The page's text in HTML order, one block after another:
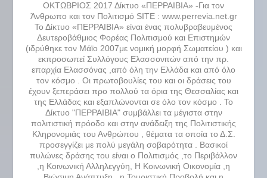
ΟΚΤΩΒΡΙΟΣ 2017 Δίκτυο «ΠΕΡΡΑΙΒΙΑ» -Για τον
Άνθρωπο και τον Πολιτισμό SITE : www.perrevia.net.gr
Το Δίκτυο «ΠΕΡΡΑΙΒΙΑ» είναι ένας πολυβραβευμένος
Δευτεροβάθμιος Φορέας Πολιτισμού και Επιστημών
(ιδρύθηκε τον Μάϊο 2007με νομική μορφή Σωματείου ) και
εκπροσωπεί Συλλόγους Ελασσονιτών από την πρ.
επαρχία Ελασσόνας ,από όλη την Ελλάδα και από όλο
τον κόσμο . Οι πρωτοβουλίες του και οι δράσεις του
έχουν ξεπεράσει προ πολλού τα όρια της Θεσσαλίας και
της Ελλάδας και εξαπλώνονται σε όλο τον κόσμο . Το
Δίκτυο "ΠΕΡΡΑΙΒΙΑ" συμβάλλει τα μέγιστα στην
πολιτιστική πρόοδο και στην ανάδειξη της Πολιτιστικής
Κληρονομιάς του Ανθρώπου , θέματα τα οποία το Δ.Σ.
προσεγγίζει με πολύ μεγάλη σοβαρότητα . Βασικοί
πυλώνες δράσης του είναι ο Πολιτισμός ,το Περιβάλλον
,η Κοινωνική Αλληλεγγύη, Η Κοινωνική Οικονομία ,η